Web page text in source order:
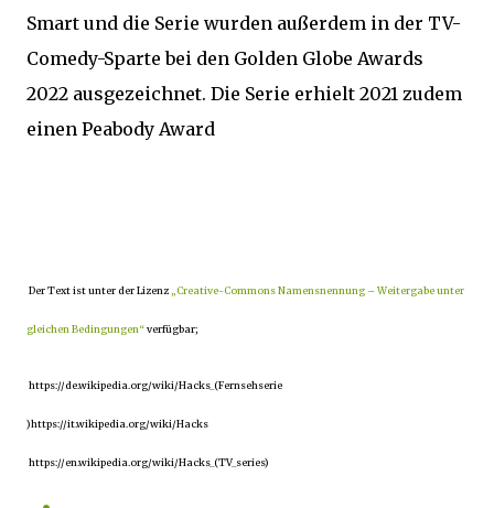
Smart und die Serie wurden außerdem in der TV-
Comedy-Sparte bei den Golden Globe Awards
2022 ausgezeichnet. Die Serie erhielt 2021 zudem
einen Peabody Award
Der Text ist unter der Lizenz „Creative-Commons Namensnennung – Weitergabe unter
gleichen Bedingungen“verfügbar;
https://de.wikipedia.org/wiki/Hacks_(Fernsehserie
)https://it.wikipedia.org/wiki/Hacks
https://en.wikipedia.org/wiki/Hacks_(TV_series)